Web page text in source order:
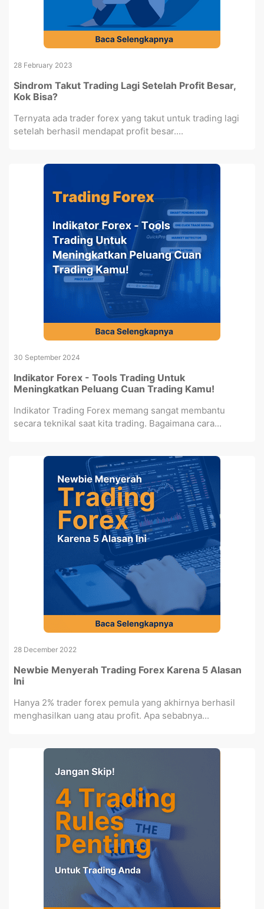
28 February 2023
Sindrom Takut Trading Lagi Setelah Profit Besar,
Kok Bisa?
Ternyata ada trader forex yang takut untuk trading lagi
setelah berhasil mendapat profit besar....
30 September 2024
Indikator Forex - Tools Trading Untuk
Meningkatkan Peluang Cuan Trading Kamu!
Indikator Trading Forex memang sangat membantu
secara teknikal saat kita trading. Bagaimana cara...
28 December 2022
Newbie Menyerah Trading Forex Karena 5 Alasan
Ini
Hanya 2% trader forex pemula yang akhirnya berhasil
menghasilkan uang atau profit. Apa sebabnya...